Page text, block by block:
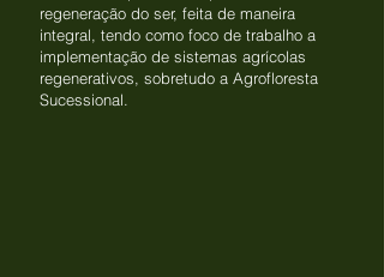
regeneração do ser, feita de maneira
integral, tendo como foco de trabalho a
implementação de sistemas agrícolas
regenerativos, sobretudo a Agrofloresta
Sucessional.